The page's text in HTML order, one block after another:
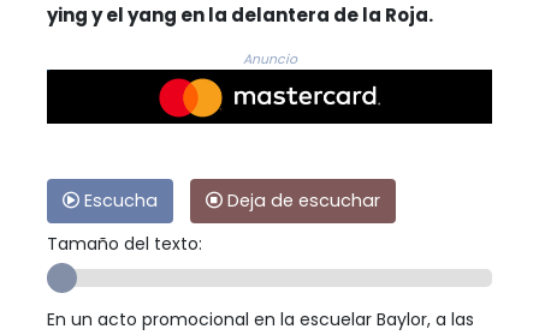
ying y el yang en la delantera de la Roja.
Anuncio
Escucha
Deja de escuchar
Tamaño del texto:
En un acto promocional en la escuelar Baylor, a las